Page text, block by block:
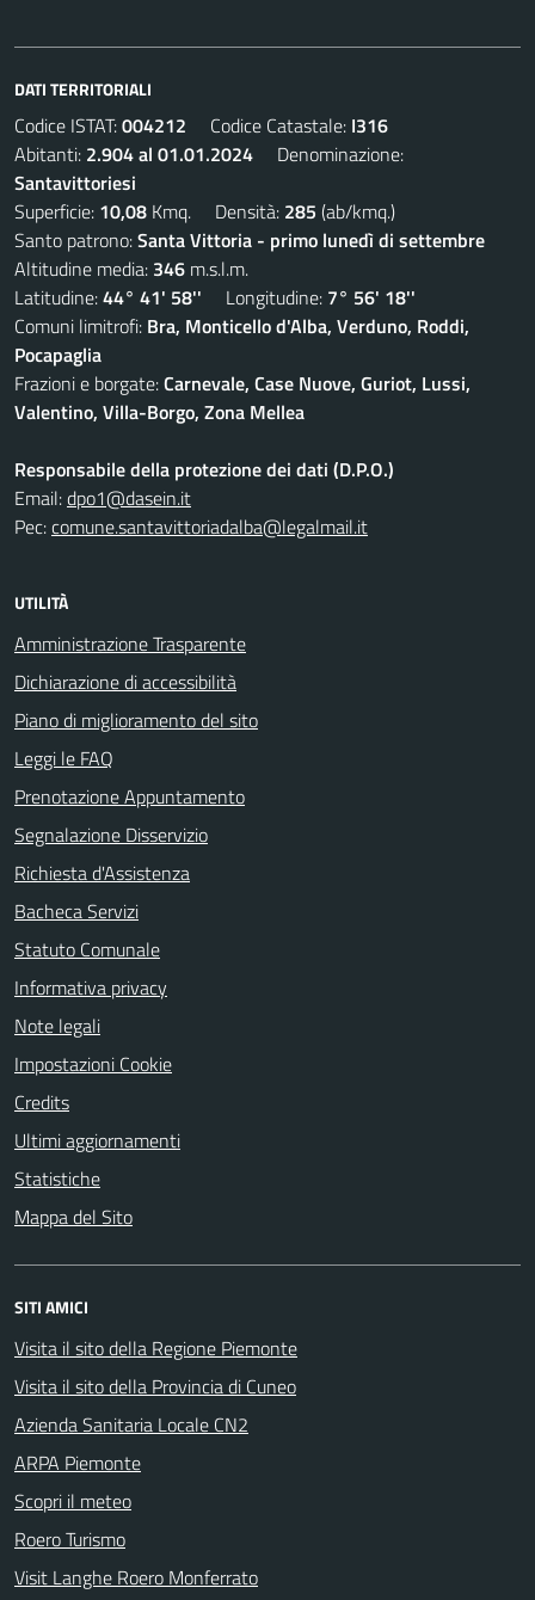
DATI TERRITORIALI
Codice ISTAT:004212 Codice Catastale: I316
Abitanti: 2.904 al 01.01.2024 Denominazione:
Santavittoriesi
Superficie: 10,08 Kmq. Densità: 285 (ab/kmq.)
Santo patrono:Santa Vittoria - primo lunedì di settembre
Altitudine media: 346 m.s.l.m.
Latitudine:44° 41' 58'' Longitudine: 7° 56' 18''
Comuni limitrofi: Bra, Monticello d'Alba, Verduno, Roddi,
Pocapaglia
Frazioni e borgate:Carnevale, Case Nuove, Guriot, Lussi,
Valentino, Villa-Borgo, Zona Mellea
Responsabile della protezione dei dati (D.P.O.)
Email:dpo1@dasein.it
Pec:comune.santavittoriadalba@legalmail.it
UTILITÀ
Amministrazione Trasparente
Dichiarazione di accessibilità
Piano di miglioramento del sito
Leggi le FAQ
Prenotazione Appuntamento
Segnalazione Disservizio
Richiesta d'Assistenza
Bacheca Servizi
Statuto Comunale
Informativa privacy
Note legali
Impostazioni Cookie
Credits
Ultimi aggiornamenti
Statistiche
Mappa del Sito
SITI AMICI
Visita il sito della Regione Piemonte
Visita il sito della Provincia di Cuneo
Azienda Sanitaria Locale CN2
ARPA Piemonte
Scopri il meteo
Roero Turismo
Visit Langhe Roero Monferrato